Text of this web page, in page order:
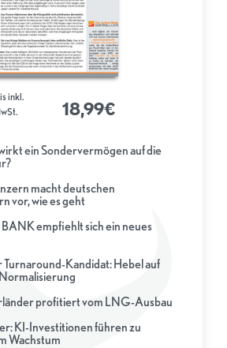
ein Sondervermögen auf die
macht deutschen
vor, wie es geht
BANK empfiehlt sich ein neues
Kandidat: Hebel auf
profitiert vom LNG-Ausbau
KI-Investitionen führen zu
Wachstum
inkl.
18,99€